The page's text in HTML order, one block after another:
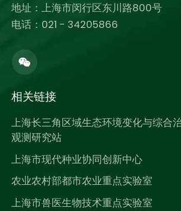
地址：上海市闵行区东川路800号
电话：021 - 34205866
相关链接
上海长三角区域生态环境变化与综合
观测研究站
上海市现代种业协同创新中心
农业农村部都市农业重点实验室
上海市兽医生物技术重点实验室